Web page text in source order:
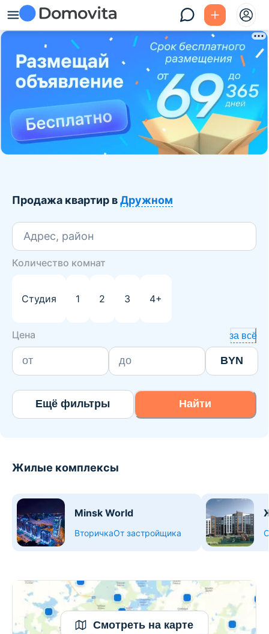
Продажа квартир вДружном
Адрес, район
Количество комнат
Студия 1 2 3 4+
Цена за всё
BYN
Ещё фильтры Найти
Жилые комплексы
Minsk World
ВторичкаОт застройщика
Смотреть на карте